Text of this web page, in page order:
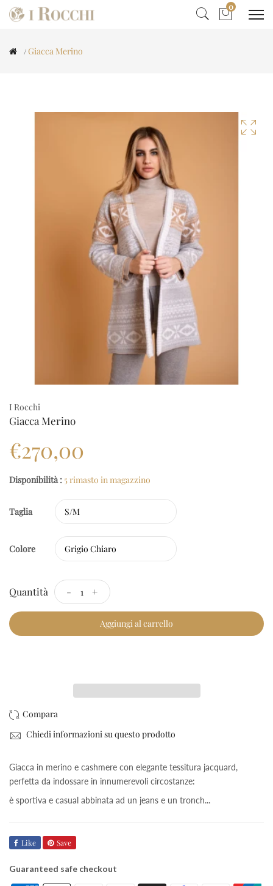
0
Giacca Merino
I Rocchi
Giacca Merino
€270,00
Disponibilità : 5 rimasto in magazzino
Taglia
Colore
Quantità - +
Aggiungi al carrello
Chiedi informazioni su questo prodotto
Giacca in merino e cashmere con elegante tessitura jacquard,
perfetta da indossare in innumerevoli circostanze:
è sportiva e casual abbinata ad un jeans e un tronch...
Like Save
Guaranteed safe checkout